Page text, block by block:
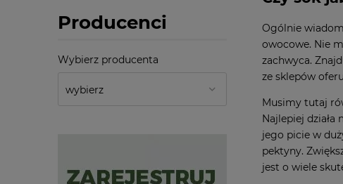
Producenci
Wybierz producenta
Ogólnie
owocowe. Nie
zachwyca.
ze sklepów
Musimy tutaj
Najlepiej
jego picie w
pektyny.
jest o wiele